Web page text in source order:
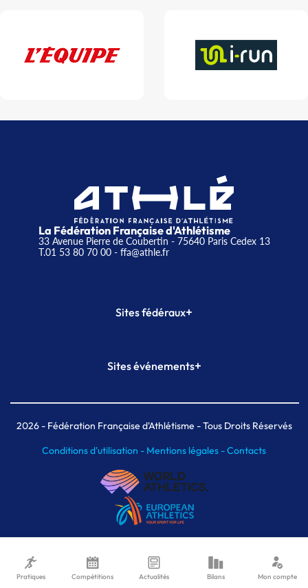
La Fédération Française d'Athlétisme
33 Avenue Pierre de Coubertin - 75640 Paris Cedex 13
T.01 53 80 70 00- ffa@athle.fr
Sites fédéraux+
Plateforme Formation
Sites événements+
Meeting de Paris indoor
MAIF Ekiden de Paris
2026- Fédération Française d'Athlétisme - Tous Droits Réservés
Conditions d'utilisation - Mentions légales -Contacts
Pratiques Compétitions Actualités Bilans Mon compte